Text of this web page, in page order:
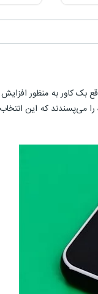
کاور به منظور
می‌پسندند که این